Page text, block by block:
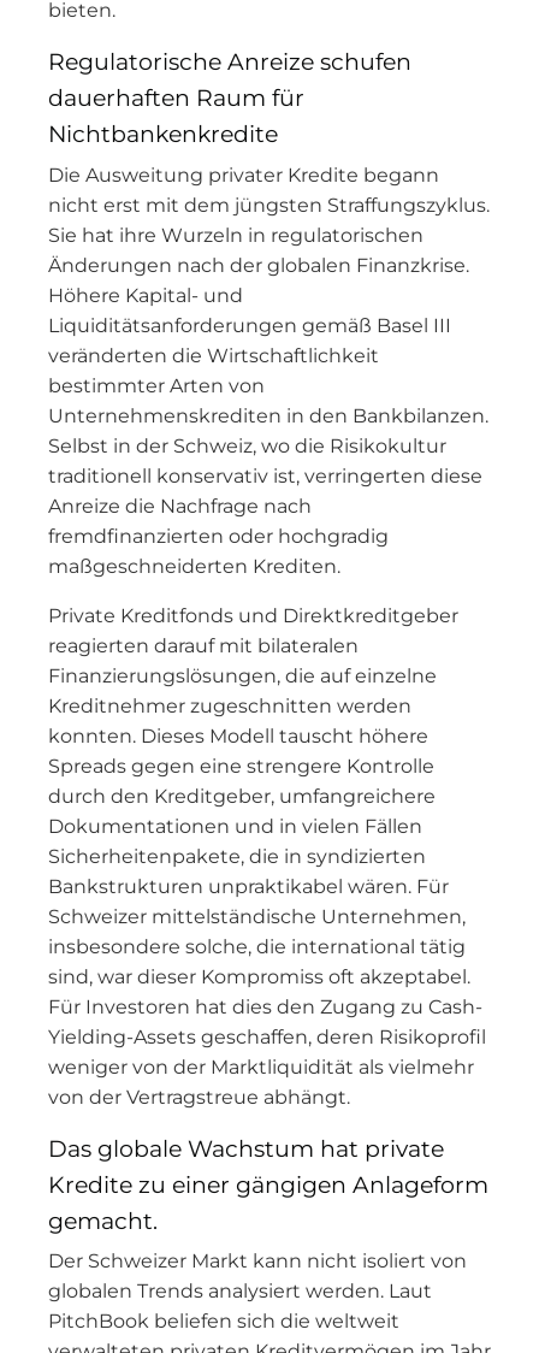
bieten.
Regulatorische Anreize schufen
dauerhaften Raum für
Nichtbankenkredite
Die Ausweitung privater Kredite begann
nicht erst mit dem jüngsten Straffungszyklus.
Sie hat ihre Wurzeln in regulatorischen
Änderungen nach der globalen Finanzkrise.
Höhere Kapital- und
Liquiditätsanforderungen gemäß Basel III
veränderten die Wirtschaftlichkeit
bestimmter Arten von
Unternehmenskrediten in den Bankbilanzen.
Selbst in der Schweiz, wo die Risikokultur
traditionell konservativ ist, verringerten diese
Anreize die Nachfrage nach
fremdfinanzierten oder hochgradig
maßgeschneiderten Krediten.
Private Kreditfonds und Direktkreditgeber
reagierten darauf mit bilateralen
Finanzierungslösungen, die auf einzelne
Kreditnehmer zugeschnitten werden
konnten. Dieses Modell tauscht höhere
Spreads gegen eine strengere Kontrolle
durch den Kreditgeber, umfangreichere
Dokumentationen und in vielen Fällen
Sicherheitenpakete, die in syndizierten
Bankstrukturen unpraktikabel wären. Für
Schweizer mittelständische Unternehmen,
insbesondere solche, die international tätig
sind, war dieser Kompromiss oft akzeptabel.
Für Investoren hat dies den Zugang zu Cash-
Yielding-Assets geschaffen, deren Risikoprofil
weniger von der Marktliquidität als vielmehr
von der Vertragstreue abhängt.
Das globale Wachstum hat private
Kredite zu einer gängigen Anlageform
gemacht.
Der Schweizer Markt kann nicht isoliert von
globalen Trends analysiert werden. Laut
PitchBook beliefen sich die weltweit